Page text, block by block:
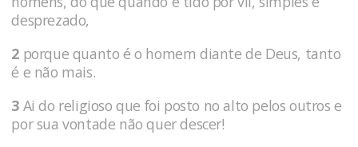
desprezado,
2 porque quanto é o homem diante de Deus, tanto
é e não mais.
3 Ai do religioso que foi posto no alto pelos outros e
por sua vontade não quer descer!